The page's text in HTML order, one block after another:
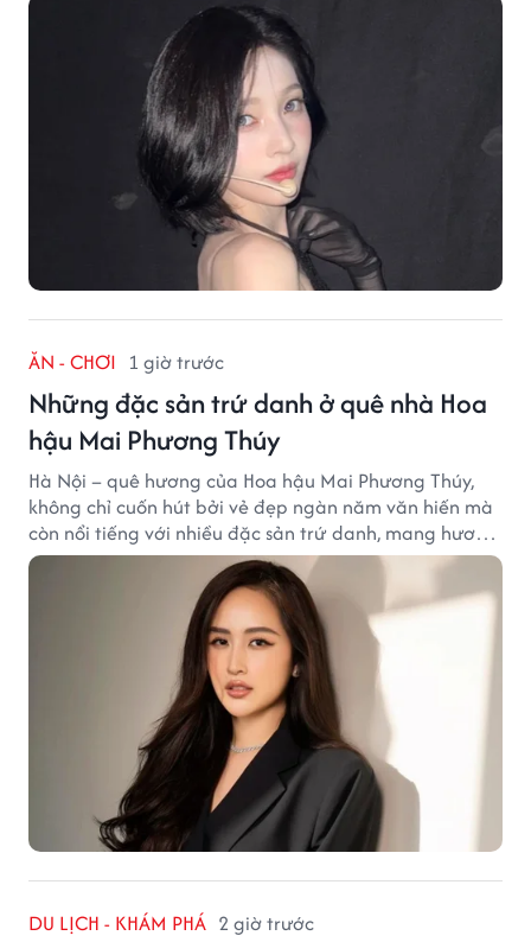
ĂN - CHƠI 1 giờ trước
Những đặc sản trứ danh ở quê nhà Hoa
hậu Mai Phương Thúy
Hà Nội – quê hương của Hoa hậu Mai Phương Thúy,
không chỉ cuốn hút bởi vẻ đẹp ngàn năm văn hiến mà
còn nổi tiếng với nhiều đặc sản trứ danh, mang hương
vị tinh tế và đậm đà bản sắc đất kinh kỳ.
DU LỊCH - KHÁM PHÁ 2 giờ trước